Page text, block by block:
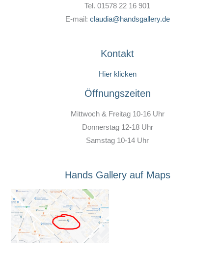
Tel. 01578 22 16 901
E-mail: claudia@handsgallery.de
Kontakt
Hier klicken
Öffnungszeiten
Mittwoch & Freitag 10-16 Uhr
Donnerstag 12-18 Uhr
Samstag 10-14 Uhr
Hands Gallery auf Maps